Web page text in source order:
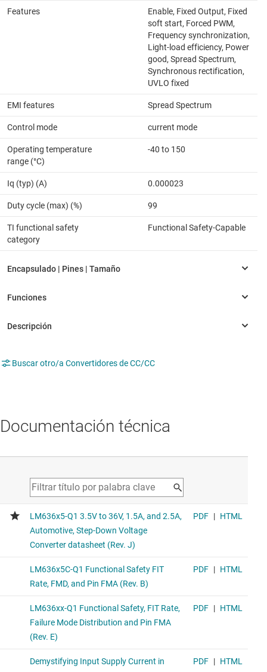
Features
Enable, Fixed Output, Fixed
soft start, Forced PWM,
Frequency synchronization,
Light-load efficiency, Power
good, Spread Spectrum,
Synchronous rectification,
UVLO fixed
EMI features Spread Spectrum
Control mode current mode
Operating temperature
range (°C)
-40 to 150
Iq (typ) (A) 0.000023
Duty cycle (max) (%) 99
TI functional safety
category
Functional Safety-Capable
Buscar otro/a Convertidores de CC/CC
Documentación técnica